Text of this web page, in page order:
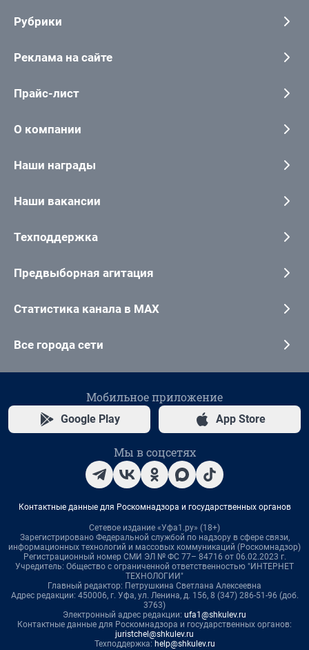
Рубрики
Реклама на сайте
Прайс-лист
О компании
Наши награды
Наши вакансии
Техподдержка
Предвыборная агитация
Статистика канала в MAX
Все города сети
Мобильное приложение
Google Play App Store
Мы в соцсетях
Контактные данные для Роскомнадзора и государственных органов
Сетевое издание «Уфа1.ру» (18+)
Зарегистрировано Федеральной службой по надзору в сфере связи,
информационных технологий и массовых коммуникаций (Роскомнадзор)
Регистрационный номер СМИ ЭЛ № ФС 77– 84716 от 06.02.2023 г.
Учредитель: Общество с ограниченной ответственностью "ИНТЕРНЕТ
ТЕХНОЛОГИИ"
Главный редактор: Петрушкина Светлана Алексеевна
Адрес редакции: 450006, г. Уфа, ул. Ленина, д. 156, 8 (347) 286-51-96 (доб.
3763)
Электронный адрес редакции: ufa1@shkulev.ru
Контактные данные для Роскомнадзора и государственных органов:
juristchel@shkulev.ru
Техподдержка: help@shkulev.ru